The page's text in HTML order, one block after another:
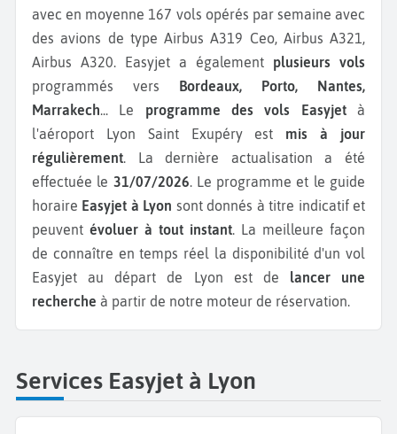
avec en moyenne 167 vols opérés par semaine avec
des avions de type Airbus A319 Ceo, Airbus A321,
Airbus A320. Easyjet a également plusieurs vols
programmés vers Bordeaux, Porto, Nantes,
Marrakech... Le programme des vols Easyjetà
l'aéroport Lyon Saint Exupéry est mis à jour
régulièrement. La dernière actualisation a été
effectuée le 31/07/2026. Le programme et le guide
horaire Easyjet à Lyon sont donnés à titre indicatif et
peuvent évoluer à tout instant. La meilleure façon
de connaître en temps réel la disponibilité d'un vol
Easyjet au départ de Lyon est de lancer une
recherche à partir de notre moteur de réservation.
Services Easyjet à Lyon